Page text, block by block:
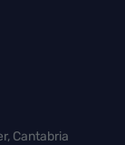
Cantabria